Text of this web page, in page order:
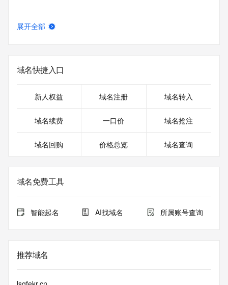
展开全部
域名快捷入口
新人权益 域名注册 域名转入
域名续费 一口价 域名抢注
域名回购 价格总览 域名查询
域名免费工具
智能起名 AI找域名 所属账号查询
推荐域名